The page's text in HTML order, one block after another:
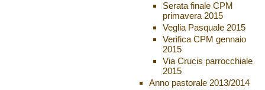
Serata finale CPM
primavera 2015
Veglia Pasquale 2015
Verifica CPM gennaio
2015
Via Crucis parrocchiale
2015
Anno pastorale 2013/2014